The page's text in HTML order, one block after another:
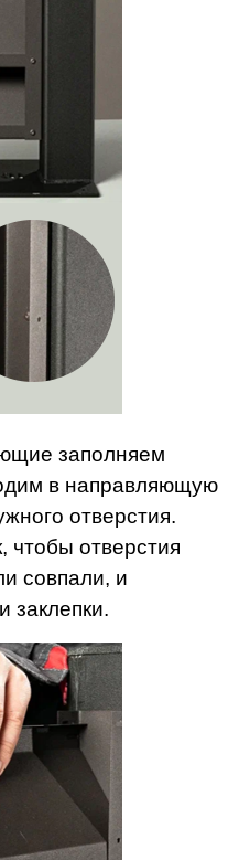
заполняем
в направляющую
отверстия.
отверстия
совпали, и
заклепки.